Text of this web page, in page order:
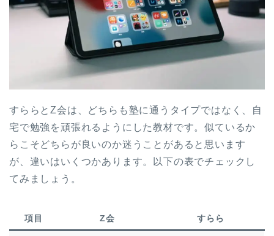
すららとZ会は、どちらも塾に通うタイプではなく、自
宅で勉強を頑張れるようにした教材です。似ているか
らこそどちらが良いのか迷うことがあると思います
が、違いはいくつかあります。以下の表でチェックし
てみましょう。
項目 Z会 すらら